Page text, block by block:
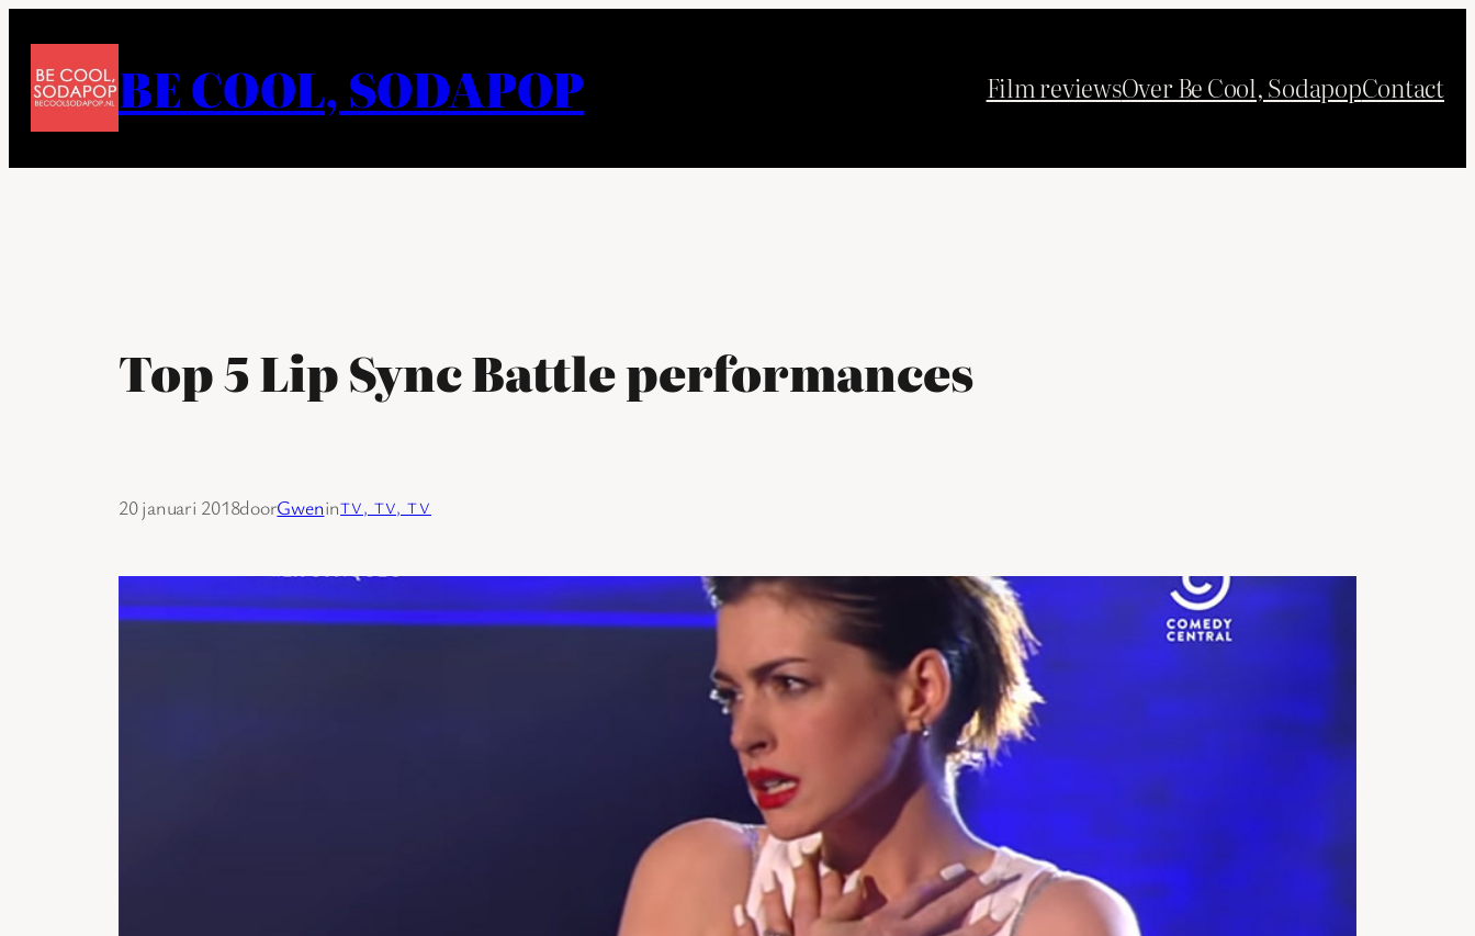
de
BE COOL, SODAPOP Film reviewsOver Be Cool, SodapopContact
Top 5 Lip Sync Battle performances
20 januari 2018doorGweninTV, TV, TV